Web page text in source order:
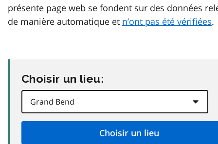
présente page web se fondent sur des données
de manière automatique et n’ont pas été vérifiées.
Choisir un lieu: